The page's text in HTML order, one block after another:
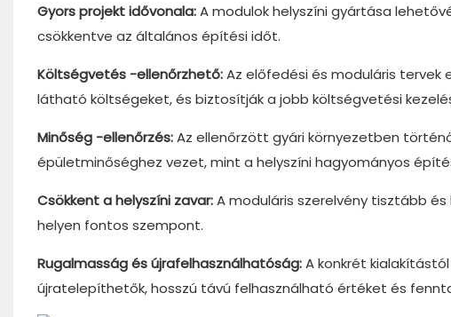
Gyors projekt idővonala:A modulok helyszíni gyártása
csökkentve az általános építési időt.
Költségvetés -ellenőrzhető:Az előfedési és moduláris
látható költségeket, és biztosítják a jobb költségvetési
Minőség -ellenőrzés:Az ellenőrzött gyári környezetben
épületminőséghez vezet, mint a helyszíni hagyományos
Csökkent a helyszíni zavar:A moduláris szerelvény tisztább
helyen fontos szempont.
Rugalmasság és újrafelhasználhatóság:A konkrét
újratelepíthetők, hosszú távú felhasználható értéket és